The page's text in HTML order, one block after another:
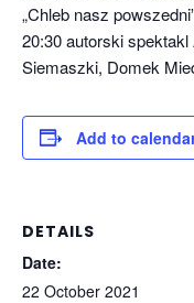
„Chleb nasz
20:30 autorski
Siemaszki, Domek
Add to
DETAILS
Date:
22 October 2021